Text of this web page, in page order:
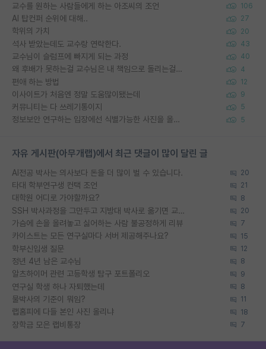
교수를 원하는 사람들에게 하는 아조씨의 조언 106
AI 탑컨퍼 순위에 대해.. 27
학위의 가치 20
석사 받았는데도 교수랑 연락한다. 43
교수님이 슬럼프에 빠지게 되는 과정 40
왜 후배가 못하는걸 교수님은 내 책임으로 돌리는걸까요? 4
편애 하는 방법 12
이사이트가 처음엔 정말 도움많이됐는데 9
커뮤니티는 다 쓰레기통이지 5
정보보안 연구하는 입장에선 식별가능한 사진을 올리는건 비추이긴함 5
자유 게시판(아무개랩)에서 최근 댓글이 많이 달린 글
AI전공 박사는 의사보다 돈을 더 많이 벌 수 있습니다. 20
타대 학부연구생 컨택 조언 21
대학원 어디로 가야할까요? 8
SSH 박사과정을 그만두고 지방대 박사로 옮기면 교수의 꿈은 끝일까요? 20
가슴에 손을 올려놓고 싫어하는 사람 불공정하게 리뷰 7
카이스트는 모든 연구실마다 서버 제공해주나요? 15
학부신입생 질문 12
정년 4년 남은 교수님 8
알츠하이머 관련 고등학생 탐구 포트폴리오 9
연구실 학생 하나 자퇴했는데 8
물박사의 기준이 뭐임? 11
랩홈피에 다들 본인 사진 올리냐 18
장학금 모은 랩비통장 7